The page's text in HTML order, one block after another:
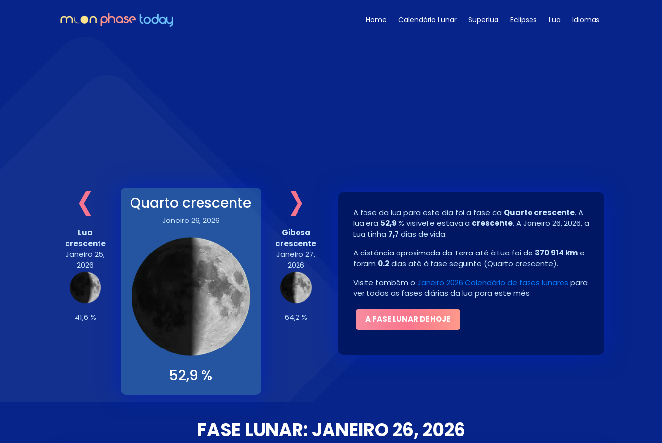
Home Calendário Lunar Superlua Eclipses Lua Idiomas
‹
Lua
crescente
Janeiro 25,
2026
41,6 %
Quarto crescente
Janeiro 26, 2026
52,9 %
›
Gibosa
crescente
Janeiro 27,
2026
64,2 %
A fase da lua para este dia foi a fase da Quarto crescente. A
lua era 52,9 % visível e estava a crescente. AJaneiro 26, 2026, a
Lua tinha 7,7 dias de vida.
A distância aproximada da Terra até à Lua foi de 370 914 kme
foram 0.2dias até à fase seguinte (Quarto crescente).
Visite também o Janeiro 2026 Calendário de fases lunares para
ver todas as fases diárias da lua para este mês.
A FASE LUNAR DE HOJE
FASE LUNAR: JANEIRO 26, 2026